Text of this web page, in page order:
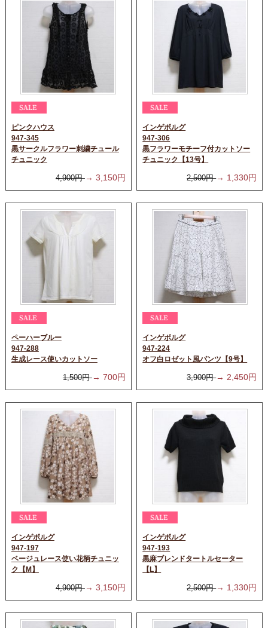
ピンクハウス
947-345
黒サークルフラワー刺繍チュール
チュニック
4,900円→ 3,150円
インゲボルグ
947-306
黒フラワーモチーフ付カットソー
チュニック【13号】
2,500円→ 1,330円
ペーハーブルー
947-288
生成レース使いカットソー
1,500円→ 700円
インゲボルグ
947-224
オフ白ロゼット風パンツ【9号】
3,900円→ 2,450円
インゲボルグ
947-197
ベージュレース使い花柄チュニッ
ク【M】
4,900円→ 3,150円
インゲボルグ
947-193
黒麻ブレンドタートルセーター
【L】
2,500円→ 1,330円